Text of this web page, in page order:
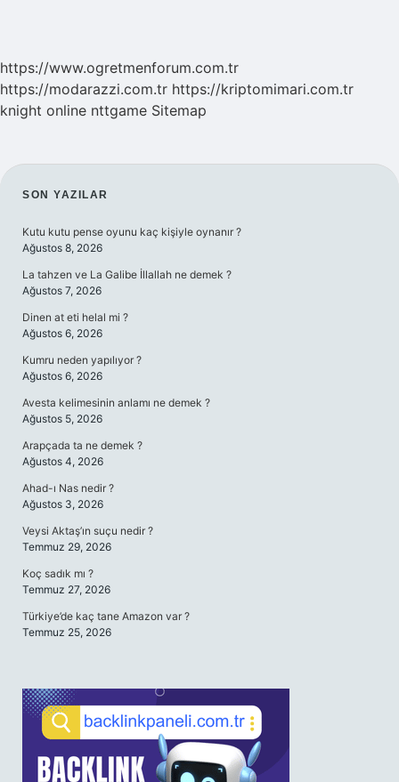
https://www.ogretmenforum.com.tr
https://modarazzi.com.tr https://kriptomimari.com.tr
knight online nttgame Sitemap
SIDEBAR
SON YAZILAR
Kutu kutu pense oyunu kaç kişiyle oynanır ?
Ağustos 8, 2026
La tahzen ve La Galibe İllallah ne demek ?
Ağustos 7, 2026
Dinen at eti helal mi ?
Ağustos 6, 2026
Kumru neden yapılıyor ?
Ağustos 6, 2026
Avesta kelimesinin anlamı ne demek ?
Ağustos 5, 2026
Arapçada ta ne demek ?
Ağustos 4, 2026
Ahad-ı Nas nedir ?
Ağustos 3, 2026
Veysi Aktaş’ın suçu nedir ?
Temmuz 29, 2026
Koç sadık mı ?
Temmuz 27, 2026
Türkiye’de kaç tane Amazon var ?
Temmuz 25, 2026